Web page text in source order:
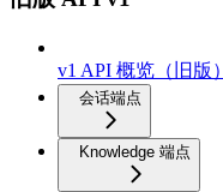
v1 API 概览（旧版）
会话端点
Knowledge 端点